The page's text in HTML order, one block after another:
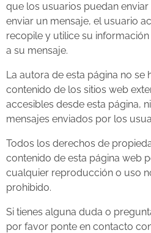
que los usuarios puedan
enviar un mensaje, el usuario
recopile y utilice su
a su mensaje.
La autora de esta página no se
contenido de los sitios web
accesibles desde esta página,
mensajes enviados por los
Todos los derechos de
contenido de esta página web
cualquier reproducción o uso
prohibido.
Si tienes alguna duda o
por favor ponte en contacto